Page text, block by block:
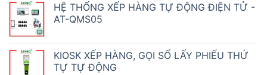
HỆ THỐNG XẾP HÀNG TỰ ĐỘNG ĐIỆN TỬ -
AT-QMS05
KIOSK XẾP HÀNG, GỌI SỐ LẤY PHIẾU THỨ
TỰ TỰ ĐỘNG